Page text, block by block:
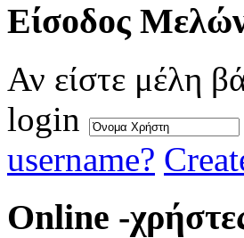
Eίσοδος
Αν είστε μέλη
login
username?
Online -